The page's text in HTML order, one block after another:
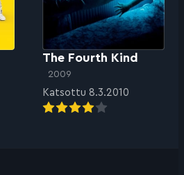
The Fourth Kind
2009
Katsottu 8.3.2010